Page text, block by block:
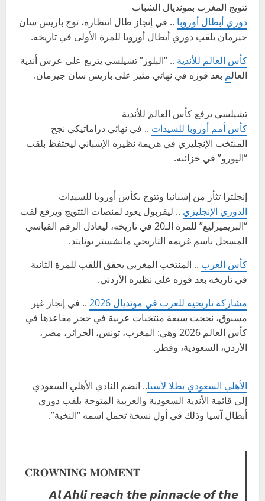
تتويج المغرب بمونديال الشباب
دوري أبطال أوروبا .. في إنجاز طال انتظاره، توج باريس سان
جيرمان بلقب دوري أبطال أوروبا للمرة الأولى في تاريخه.
كأس العالم للأندية .. “البلوز” تشيلسي يتربع على عرش أندية
العالم بعد فوزه في نهائي مثير على باريس سان جيرمان.
تشيلسي يرفع كأس العالم للأندية
كأس أمم أوروبا للسيدات .. في نهائي دراماتيكي نجح
المنتخب الإنجليزي في هزيمة نظيره الإسباني ليحتفظ بلقب
“اليورو” في خزائنه.
إنجلترا تثأر من إسبانيا وتتوج بكأس أوروبا للسيدات
الدوري الإنجليزي .. ليفربول يعود لمنصات التتويج ويرفع لقب
“البريميرليغ” للمرة الـ20 في تاريخه، ليعادل الرقم القياسي
المسجل باسم غريمه التاريخي مانشستر يونايتد.
كأس العرب .. المنتخب المغربي يحقق اللقب للمرة الثانية
في تاريخه بعد فوزه على نظيره الأردني.
مشاركة تاريخية للعرب في مونديال 2026
.. في إنجاز غير
مسبوق، نجحت سبعة منتخبات عربية في حجز مقاعدها في
كأس العالم 2026 وهي: المغرب، تونس، الجزائر، مصر،
الأردن، السعودية، وقطر.
الأهلي السعودي بطلا لآسيا.. انضم النادي الأهلي السعودي
إلى قائمة الأندية السعودية والعربية المتوجة بلقب دوري
أبطال آسيا وذلك في أول نسخة تحمل اسمه “النخبة”.
𝐂𝐑𝐎𝐖𝐍𝐈𝐍𝐆 𝐌𝐎𝐌𝐄𝐍𝐓
𝘼𝙡 𝘼𝙝𝙡𝙞 𝙧𝙚𝙖𝙘𝙝 𝙩𝙝𝙚 𝙥𝙞𝙣𝙣𝙖𝙘𝙡𝙚 𝙤𝙛 𝙩𝙝𝙚